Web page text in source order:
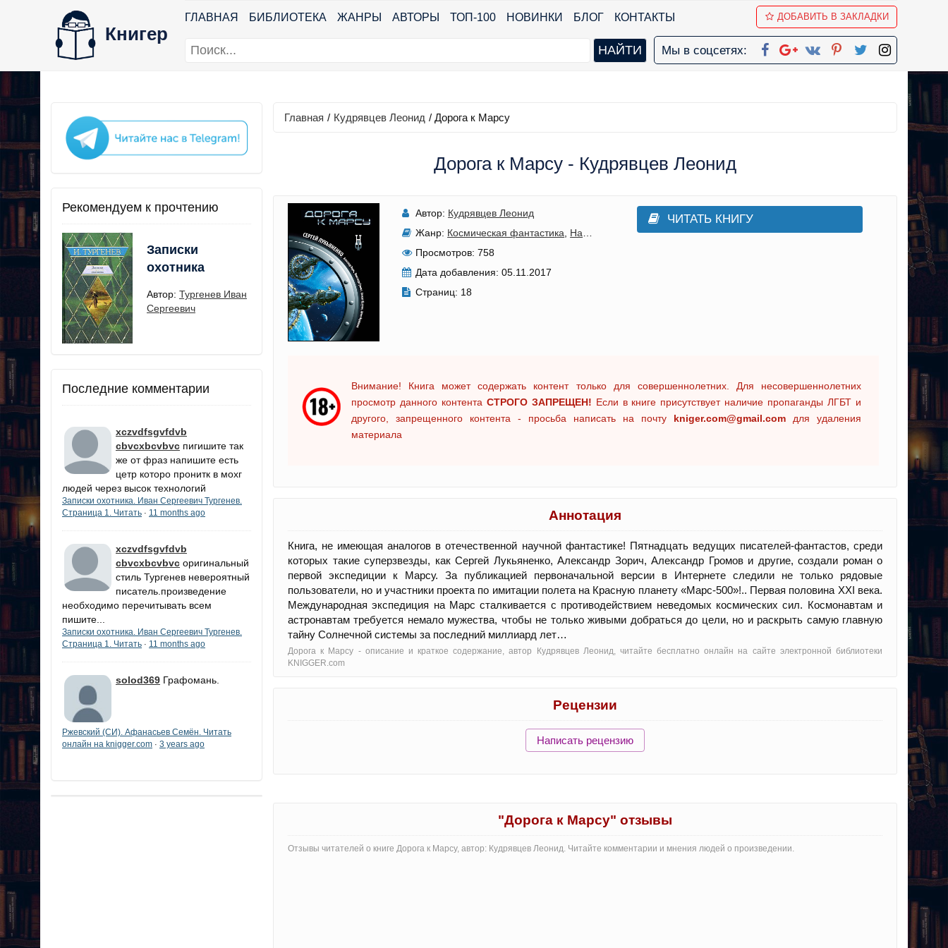
Книгер
ГЛАВНАЯ БИБЛИОТЕКА ЖАНРЫ АВТОРЫ ТОП-100 НОВИНКИ БЛОГ КОНТАКТЫ ДОБАВИТЬ В ЗАКЛАДКИ
Мы в соцсетях:
Рекомендуем к прочтению
Записки
охотника
Автор: Тургенев Иван
Сергеевич
Последние комментарии
xczvdfsgvfdvb
cbvcxbcvbvc пигишите так
же от фраз напишите есть
цетр которо пронитк в мохг
людей через высок технологий
Записки охотника. Иван Сергеевич Тургенев.
Страница 1. Читать · 11 months ago
xczvdfsgvfdvb
cbvcxbcvbvc оригинальный
стиль Тургенев невероятный
писатель.произведение
необходимо перечитывать всем
пишите...
Записки охотника. Иван Сергеевич Тургенев.
Страница 1. Читать · 11 months ago
solod369 Графомань.
Ржевский (СИ). Афанасьев Семён. Читать
онлайн на knigger.com · 3 years ago
Главная / Кудрявцев Леонид / Дорога к Марсу
Дорога к Марсу - Кудрявцев Леонид
Автор: Кудрявцев Леонид
Жанр: Космическая фантастика
Научная фантастика
Просмотров: 758
Дата добавления: 05.11.2017
Страниц: 18
ЧИТАТЬ КНИГУ
Внимание! Книга может содержать контент только для совершеннолетних. Для несовершеннолетних
просмотр данного контента СТРОГО ЗАПРЕЩЕН! Если в книге присутствует наличие пропаганды ЛГБТ и
другого, запрещенного контента - просьба написать на почту kniger.com@gmail.com для удаления
материала
Аннотация
Книга, не имеющая аналогов в отечественной научной фантастике! Пятнадцать ведущих писателей-фантастов, среди
которых такие суперзвезды, как Сергей Лукьяненко, Александр Зорич, Александр Громов и другие, создали роман о
первой экспедиции к Марсу. За публикацией первоначальной версии в Интернете следили не только рядовые
пользователи, но и участники проекта по имитации полета на Красную планету «Марс-500»!.. Первая половина XXI века.
Международная экспедиция на Марс сталкивается с противодействием неведомых космических сил. Космонавтам и
астронавтам требуется немало мужества, чтобы не только живыми добраться до цели, но и раскрыть самую главную
тайну Солнечной системы за последний миллиард лет…
Дорога к Марсу - oписание и краткое содержание, автор Кудрявцев Леонид, читайте бесплатно онлайн на сайте электронной библиотеки
KNIGGER.com
Рецензии
Написать рецензию
"Дорога к Марсу" отзывы
Отзывы читателей о книге Дорога к Марсу, автор: Кудрявцев Леонид. Читайте комментарии и мнения людей о произведении.